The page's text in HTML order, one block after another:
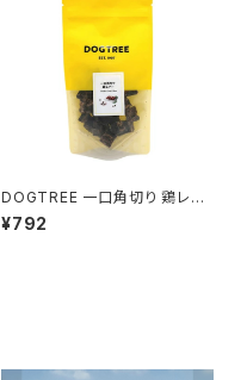
DOGTREE 一口角切り 鶏レバ
ー M45g ドッグツリー
¥792